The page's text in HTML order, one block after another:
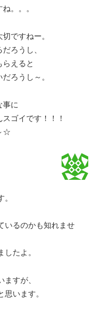
。。。
ですねー。
ろうし、
らえると
ろうし～。
事に
ゴイです！！！
☆
いるのかも知れませ
たよ。
すが、
います。